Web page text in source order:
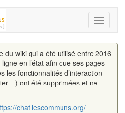
Toggle
du wiki qui a été utilisé entre 2016
en l’état afin que ses pages
les fonctionnalités d’interaction
ont été supprimées et ne
chat.lescommuns.org/